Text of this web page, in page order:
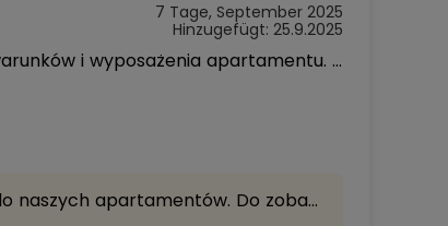
7 Tage, September 2025
Hinzugefügt: 25.9.2025
Pobyt już nie pierwszy raz w państwa apartamentach i myślę nie ostatni zawsze jesteśmy zadowoleni z warunków i wyposażenia apartamentu. Pozdrawiam.
Dziękujemy za miłe słowa i zaufanie — bardzo się cieszymy, że pobyt był udany i że wracacie Państwo do naszych apartamentów. Do zobaczenia następnym razem! 😊 Pozdrawiam, Joanna Sun&Snow